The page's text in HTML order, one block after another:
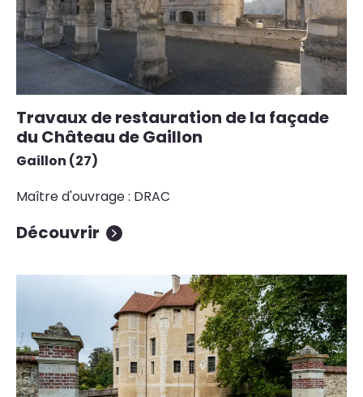
Travaux de restauration de la façade
du Château de Gaillon
Gaillon (27)
Maître d'ouvrage : DRAC
Découvrir